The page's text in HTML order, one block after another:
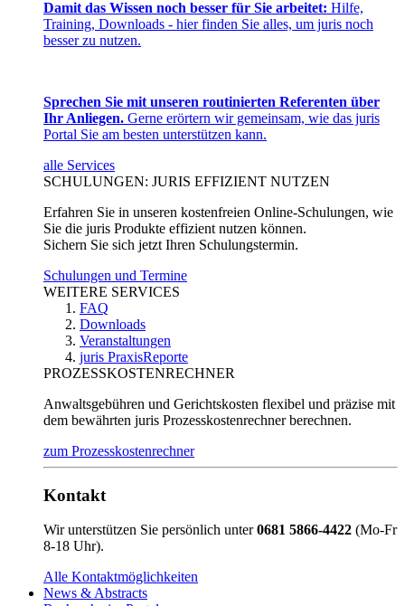
Damit das Wissen noch besser für Sie arbeitet: Hilfe,
Training, Downloads - hier finden Sie alles, um juris noch
besser zu nutzen.
Sprechen Sie mit unseren routinierten Referenten über
Ihr Anliegen. Gerne erörtern wir gemeinsam, wie das juris
Portal Sie am besten unterstützen kann.
alle Services
SCHULUNGEN: JURIS EFFIZIENT NUTZEN
Erfahren Sie in unseren kostenfreien Online-Schulungen, wie
Sie die juris Produkte effizient nutzen können.
Sichern Sie sich jetzt Ihren Schulungstermin.
Schulungen und Termine
WEITERE SERVICES
FAQ
Downloads
Veranstaltungen
juris PraxisReporte
PROZESSKOSTENRECHNER
Anwaltsgebühren und Gerichtskosten flexibel und präzise mit
dem bewährten juris Prozesskostenrechner berechnen.
zum Prozesskostenrechner
Kontakt
Wir unterstützen Sie persönlich unter0681 5866-4422 (Mo-Fr
8-18 Uhr).
Alle Kontaktmöglichkeiten
News & Abstracts